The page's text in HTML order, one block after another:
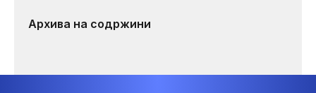
Архива на содржини